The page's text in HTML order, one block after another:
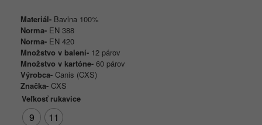
Materiál- Bavlna 100%
Norma- EN 388
Norma- EN 420
Množstvo v balení- 12 párov
Množstvo v kartóne- 60 párov
Výrobca- Canis (CXS)
Značka- CXS
Veľkosť rukavice
9 11